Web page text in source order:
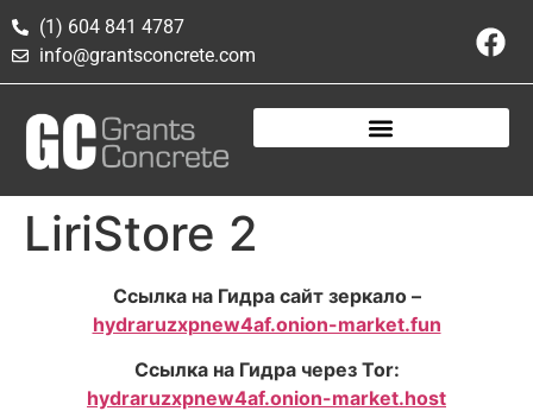
(1) 604 841 4787
info@grantsconcrete.com
LiriStore 2
Ссылка на Гидра сайт зеркало –
hydraruzxpnew4af.onion-market.fun
Ссылка на Гидра через Tor:
hydraruzxpnew4af.onion-market.host